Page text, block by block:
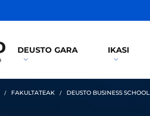
DEUSTO GARA IKASI
FAKULTATEAK DEUSTO BUSINESS SCHOOL